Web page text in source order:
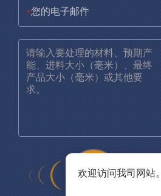
*
欢迎访问我司网站。